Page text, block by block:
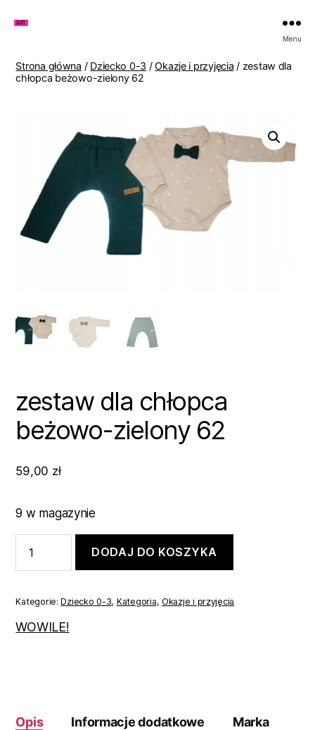
Lenki
Menu
Strona główna / Dziecko 0-3 /Okazje i przyjęcia / zestaw dla
chłopca beżowo-zielony 62
zestaw dla chłopca
beżowo-zielony 62
59,00 zł
9 w magazynie
zestaw
dla
beżowo-
zielony
62
DODAJ DO KOSZYKA
Kategorie:Dziecko 0-3, Kategoria, Okazje i przyjęcia
WOWILE!
Opis Informacje dodatkowe Marka